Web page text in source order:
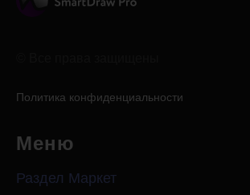
Политика конфиденциальности
Меню
Раздел Маркет